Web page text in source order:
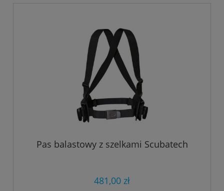
Pas balastowy z szelkami Scubatech
481,00 zł